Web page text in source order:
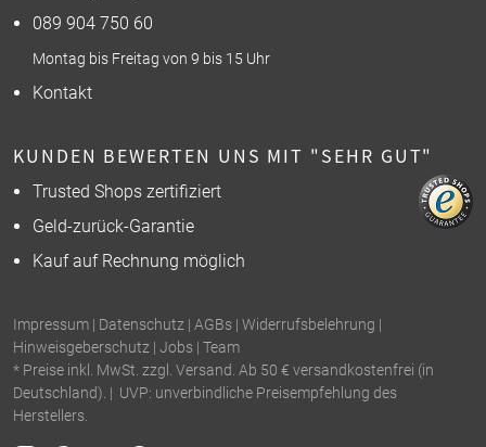
089 904 750 60
Montag bis Freitag von 9 bis 15 Uhr
Kontakt
KUNDEN BEWERTEN UNS MIT "SEHR GUT"
Trusted Shops zertifiziert
Geld-zurück-Garantie
Kauf auf Rechnung möglich
Impressum | Datenschutz | AGBs | Widerrufsbelehrung |
Hinweisgeberschutz | Jobs | Team
* Preise inkl. MwSt. zzgl. Versand. Ab 50 € versandkostenfrei (in
Deutschland). | UVP: unverbindliche Preisempfehlung des
Herstellers.